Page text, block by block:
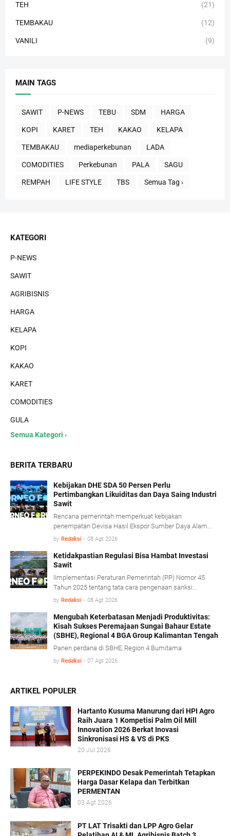
TEH (21)
TEMBAKAU (12)
VANILI (9)
MAIN TAGS
SAWIT P-NEWS TEBU SDM HARGA
KOPI KARET TEH KAKAO KELAPA
TEMBAKAU mediaperkebunan LADA
COMODITIES Perkebunan PALA SAGU
REMPAH LIFE STYLE TBS Semua Tag ›
KATEGORI
P-NEWS
SAWIT
AGRIBISNIS
HARGA
KELAPA
KOPI
KAKAO
KARET
COMODITIES
GULA
Semua Kategori ›
BERITA TERBARU
Kebijakan DHE SDA 50 Persen Perlu
Pertimbangkan Likuiditas dan Daya Saing Industri
Sawit
Rencana pemerintah memperkuat kebijakan
penempatan Devisa Hasil Ekspor Sumber Daya Alam
(DHE SDA) menjadi 50 persen dinilai perlu
usaha industri kelapa sawit.
by Redaksi - 08 Agt 2026
Ketidakpastian Regulasi Bisa Hambat Investasi
Sawit
lImplementasi Peraturan Pemerintah (PP) Nomor 45
Tahun 2025 tentang tata cara pengenaan sanksi
administratif di bidang kehutanan diharapkan mampu
iklim investasi.
by Redaksi - 08 Agt 2026
Mengubah Keterbatasan Menjadi Produktivitas:
Kisah Sukses Peremajaan Sungai Bahaur Estate
(SBHE), Regional 4 BGA Group Kalimantan Tengah
Panen perdana di SBHE, Region 4 Bumitama
by Redaksi - 07 Agt 2026
ARTIKEL POPULER
Hartanto Kusuma Manurung dari HPI Agro
Raih Juara 1 Kompetisi Palm Oil Mill
Innovation 2026 Berkat Inovasi
Sinkronisasi HS & VS di PKS
20 Jul 2026
PERPEKINDO Desak Pemerintah Tetapkan
Harga Dasar Kelapa dan Terbitkan
PERMENTAN
03 Agt 2026
PT LAT Trisakti dan LPP Agro Gelar